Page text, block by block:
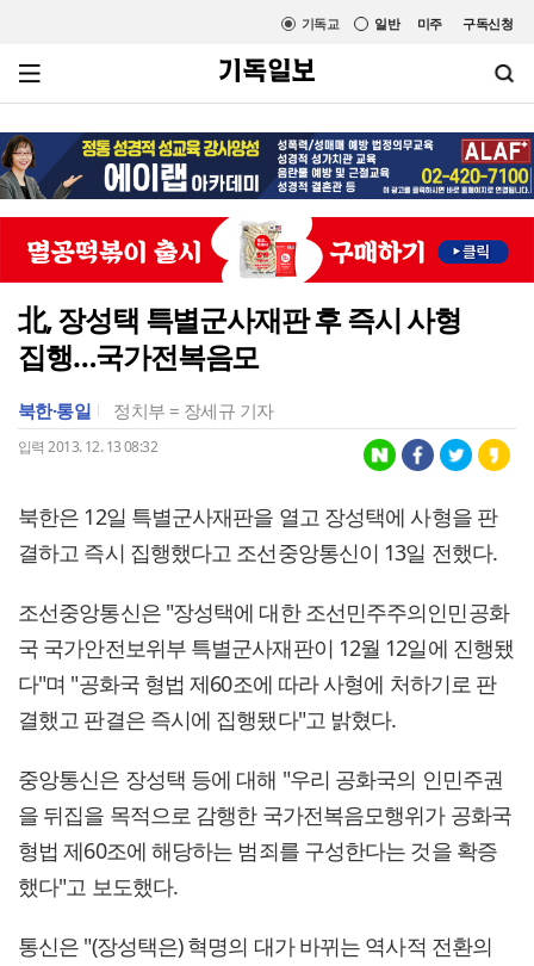
미주 구독신청
일반
기독교
北, 장성택 특별군사재판 후 즉시 사형
집행…국가전복음모
북한·통일 정치부 = 장세규 기자
입력 2013. 12. 13 08:32
북한은 12일 특별군사재판을 열고 장성택에 사형을 판
결하고 즉시 집행했다고 조선중앙통신이 13일 전했다.
조선중앙통신은 "장성택에 대한 조선민주주의인민공화
국 국가안전보위부 특별군사재판이 12월 12일에 진행됐
다"며 "공화국 형법 제60조에 따라 사형에 처하기로 판
결했고 판결은 즉시에 집행됐다"고 밝혔다.
중앙통신은 장성택 등에 대해 "우리 공화국의 인민주권
을 뒤집을 목적으로 감행한 국가전복음모행위가 공화국
형법 제60조에 해당하는 범죄를 구성한다는 것을 확증
했다"고 보도했다.
통신은 "(장성택은) 혁명의 대가 바뀌는 역사적 전환의